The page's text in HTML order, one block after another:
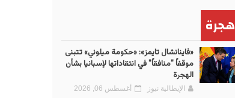
هجرة
«فاينانشال تايمز»: «حكومة ميلوني» تتبنى
موقفاً "منافقاً" في انتقاداتها لإسبانيا بشأن
الهجرة
الإيطالية نيوز أغسطس 06, 2026